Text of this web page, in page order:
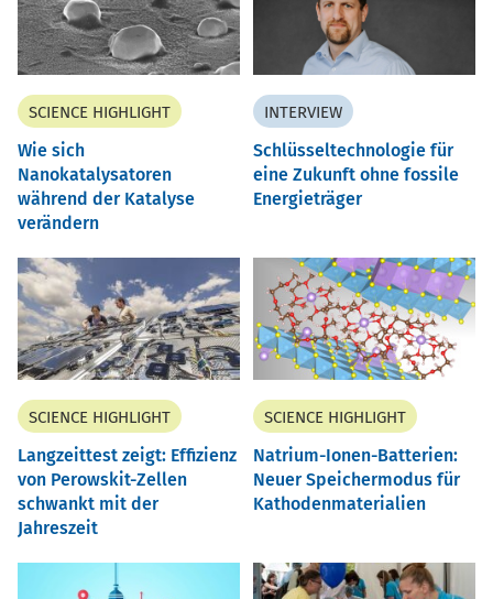
SCIENCE HIGHLIGHT
Wie sich
Nanokatalysatoren
während der Katalyse
verändern
INTERVIEW
Schlüsseltechnologie für
eine Zukunft ohne fossile
Energieträger
SCIENCE HIGHLIGHT
Langzeittest zeigt: Effizienz
von Perowskit-Zellen
schwankt mit der
Jahreszeit
SCIENCE HIGHLIGHT
Natrium-Ionen-Batterien:
Neuer Speichermodus für
Kathodenmaterialien